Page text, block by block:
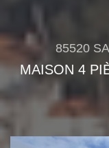
85520
MAISON 4